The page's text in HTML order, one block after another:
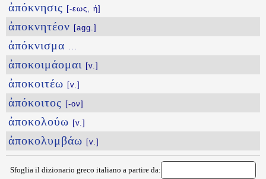
ἀπόκνησις [-εως, ἡ]
ἀποκνητέον [agg.]
ἀπόκνισμα ...
ἀποκοιμάομαι [v.]
ἀποκοιτέω [v.]
ἀπόκοιτος [-ον]
ἀποκολούω [v.]
ἀποκολυμβάω [v.]
Sfoglia il dizionario greco italiano a partire da: